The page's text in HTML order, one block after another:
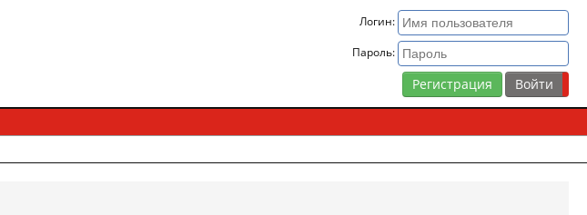
Логин:
Пароль:
Регистрация